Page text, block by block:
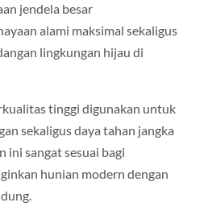
jendela besar
alami maksimal sekaligus
lingkungan hijau di
tinggi digunakan untuk
sekaligus daya tahan jangka
ini sangat sesuai bagi
hunian modern dengan